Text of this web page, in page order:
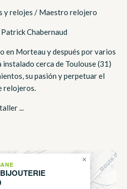
y relojes / Maestro relojero
Chabernaud
en Morteau y después por varios
instalado cerca de Toulouse (31)
su pasión y perpetuar el
relojeros.
...
×